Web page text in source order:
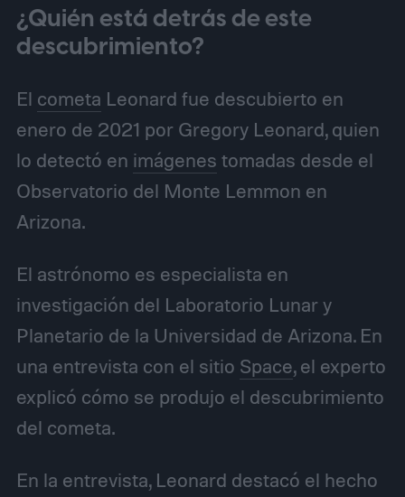
¿Quién está detrás de este
descubrimiento?
El cometa Leonard fue descubierto en
enero de 2021 por Gregory Leonard, quien
lo detectó en imágenes tomadas desde el
Observatorio del Monte Lemmon en
Arizona.
El astrónomo es especialista en
investigación del Laboratorio Lunar y
Planetario de la Universidad de Arizona. En
una entrevista con el sitio Space, el experto
explicó cómo se produjo el descubrimiento
del cometa.
En la entrevista, Leonard destacó el hecho